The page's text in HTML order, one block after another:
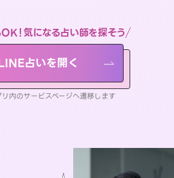
！気になる占い師を探そう
占いを開く
内のサービスページへ遷移します